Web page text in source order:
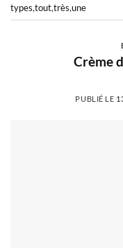
types,tout,très,une
Crème
PUBLIÉ LE